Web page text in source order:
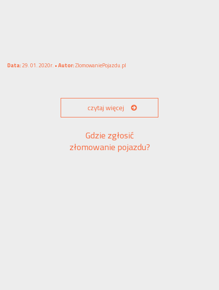
Data:29. 01. 2020r. •Autor:ZlomowaniePojazdu.pl
czytaj więcej
Gdzie zgłosić
złomowanie pojazdu?